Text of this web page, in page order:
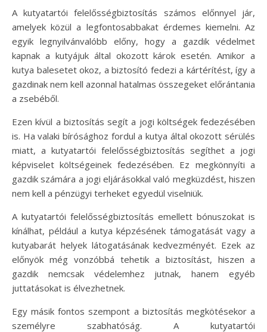
A kutyatartói felelősségbiztosítás számos előnnyel jár,
amelyek közül a legfontosabbakat érdemes kiemelni. Az
egyik legnyilvánvalóbb előny, hogy a gazdik védelmet
kapnak a kutyájuk által okozott károk esetén. Amikor a
kutya balesetet okoz, a biztosító fedezi a kártérítést, így a
gazdinak nem kell azonnal hatalmas összegeket előrántania
a zsebéből.
Ezen kívül a biztosítás segít a jogi költségek fedezésében
is. Ha valaki bírósághoz fordul a kutya által okozott sérülés
miatt, a kutyatartói felelősségbiztosítás segíthet a jogi
képviselet költségeinek fedezésében. Ez megkönnyíti a
gazdik számára a jogi eljárásokkal való megküzdést, hiszen
nem kell a pénzügyi terheket egyedül viselniük.
A kutyatartói felelősségbiztosítás emellett bónuszokat is
kínálhat, például a kutya képzésének támogatását vagy a
kutyabarát helyek látogatásának kedvezményét. Ezek az
előnyök még vonzóbbá tehetik a biztosítást, hiszen a
gazdik nemcsak védelemhez jutnak, hanem egyéb
juttatásokat is élvezhetnek.
Egy másik fontos szempont a biztosítás megkötésekor a
személyre szabhatóság. A kutyatartói